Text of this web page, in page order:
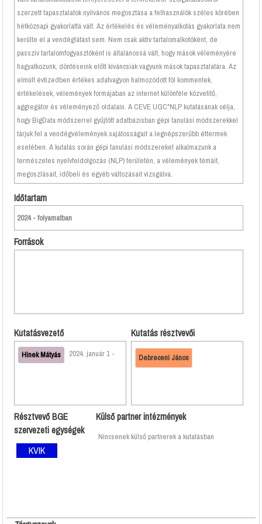
szerzett tapasztalatok nyilvános megosztása a felhasználók széles körében
hétköznapi gyakorlattá vált. Az értékelés és véleményalkotás gyakorlata nem
kerülte el a vendéglátást sem. Nem csak aktív tartalomalkotóként, de
passzív tartalomfogyasztóként is általánossá vált, hogy mások véleményére
hagyatkozunk, döntéseink előtt kíváncsiak vagyunk mások tapasztalatára. Az
elmúlt évtizedben értékes adatvagyon halmozódott föl kommentek,
értékelések, vélemények formájában az internet különféle közvetítő,
aggregátor és véleményező oldalain. A CEVE UGC*NLP kutatásának célja,
hogy BigData módszerrel gyűjtött adatbázisban gépi tanulási módszerekkel
tárjuk fel a vendégvélemények sajátosságait a legnépszerűbb éttermek
esetében. A kutatás során gépi tanulási módszereket alkalmazunk a
természetes nyelvfeldolgozás (NLP) területén, a vélemények témáit,
megoszlásait, időbeli és egyéb változásait vizsgálva.
Időtartam
2024 - folyamatban
Források
Kutatásvezető
Hinek Mátyás 2024. január 1 -
Kutatás résztvevői
Debreceni János
Résztvevő BGE
szervezeti egységek
KVIK
Külső partner intézmények
Nincsenek külső partnerek a kutatásban